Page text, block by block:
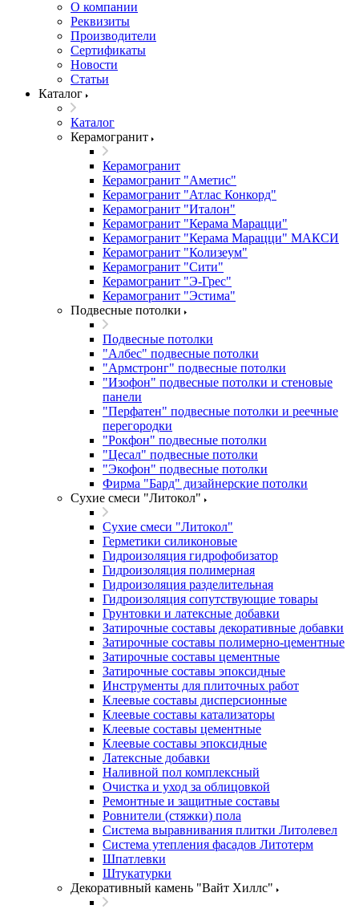
О компании
Реквизиты
Производители
Сертификаты
Новости
Статьи
Каталог
Каталог
Керамогранит
Керамогранит
Керамогранит "Аметис"
Керамогранит "Атлас Конкорд"
Керамогранит "Италон"
Керамогранит "Керама Марацци"
Керамогранит "Керама Марацци" МАКСИ
Керамогранит "Колизеум"
Керамогранит "Сити"
Керамогранит "Э-Грес"
Керамогранит "Эстима"
Подвесные потолки
Подвесные потолки
"Албес" подвесные потолки
"Армстронг" подвесные потолки
"Изофон" подвесные потолки и стеновые
панели
"Перфатен" подвесные потолки и реечные
перегородки
"Рокфон" подвесные потолки
"Цесал" подвесные потолки
"Экофон" подвесные потолки
Фирма "Бард" дизайнерские потолки
Сухие смеси "Литокол"
Сухие смеси "Литокол"
Герметики силиконовые
Гидроизоляция гидрофобизатор
Гидроизоляция полимерная
Гидроизоляция разделительная
Гидроизоляция сопутствующие товары
Грунтовки и латексные добавки
Затирочные составы декоративные добавки
Затирочные составы полимерно-цементные
Затирочные составы цементные
Затирочные составы эпоксидные
Инструменты для плиточных работ
Клеевые составы дисперсионные
Клеевые составы катализаторы
Клеевые составы цементные
Клеевые составы эпоксидные
Латексные добавки
Наливной пол комплексный
Очистка и уход за облицовкой
Ремонтные и защитные составы
Ровнители (стяжки) пола
Система выравнивания плитки Литолевел
Система утепления фасадов Литотерм
Шпатлевки
Штукатурки
Декоративный камень "Вайт Хиллс"